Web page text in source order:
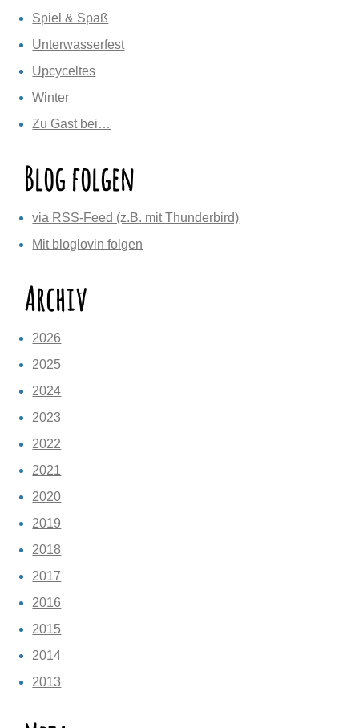
Spiel & Spaß
Unterwasserfest
Upcyceltes
Winter
Zu Gast bei…
Blog folgen
via RSS-Feed (z.B. mit Thunderbird)
Mit bloglovin folgen
Archiv
2026
2025
2024
2023
2022
2021
2020
2019
2018
2017
2016
2015
2014
2013